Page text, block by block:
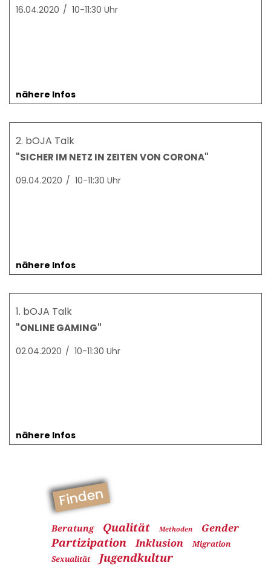
16.04.2020 / 10-11:30 Uhr
nähere Infos
2. bOJA Talk
"SICHER IM NETZ IN ZEITEN VON CORONA"
09.04.2020 / 10-11:30 Uhr
nähere Infos
1. bOJA Talk
"ONLINE GAMING"
02.04.2020 / 10-11:30 Uhr
nähere Infos
Finden
Beratung Qualität Methoden Gender
Partizipation Inklusion
Migration
Sexualität
Jugendkultur